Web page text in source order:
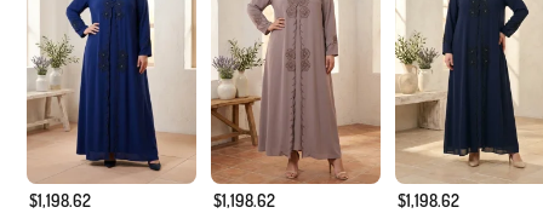
$1,198.62 $1,198.62 $1,198.62